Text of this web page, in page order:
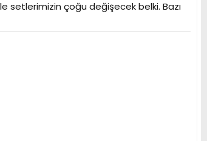
setlerimizin çoğu değişecek belki. Bazı